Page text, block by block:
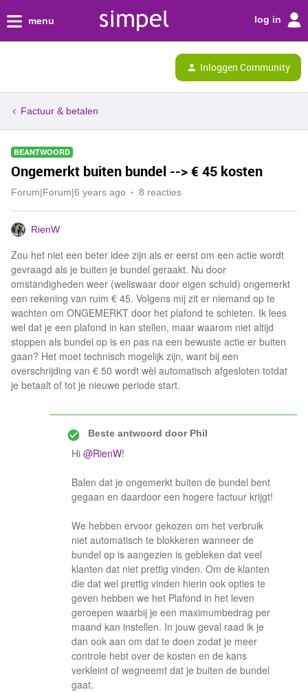
menu log in
Inloggen Community
Factuur & betalen
BEANTWOORD
Ongemerkt buiten bundel --> € 45 kosten
Forum|Forum|6 years ago 8 reacties
RienW
Zou het niet een beter idee zijn als er eerst om een actie wordt
gevraagd als je buiten je bundel geraakt. Nu door
omstandigheden weer (weliswaar door eigen schuld) ongemerkt
een rekening van ruim € 45. Volgens mij zit er niemand op te
wachten om ONGEMERKT door het plafond te schieten. Ik lees
wel dat je een plafond in kan stellen, maar waarom niet altijd
stoppen als bundel op is en pas na een bewuste actie er buiten
gaan? Het moet technisch mogelijk zijn, want bij een
overschrijding van € 50 wordt wèl automatisch afgesloten totdat
je betaalt of tot je nieuwe periode start.
Beste antwoord doorPhil
Hi @RienW!
Balen dat je ongemerkt buiten de bundel bent
gegaan en daardoor een hogere factuur krijgt!
We hebben ervoor gekozen om het verbruik
niet automatisch te blokkeren wanneer de
bundel op is aangezien is gebleken dat veel
klanten dat niet prettig vinden. Om de klanten
die dat wel prettig vinden hierin ook opties te
geven hebben we het Plafond in het leven
geroepen waarbij je een maximumbedrag per
maand kan instellen. In jouw geval raad ik je
dan ook aan om dat te doen zodat je meer
controle hebt over de kosten en de kans
verkleint of wegneemt dat je buiten de bundel
gaat.